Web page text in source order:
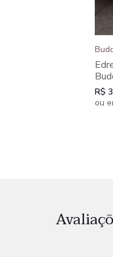
R$
ou